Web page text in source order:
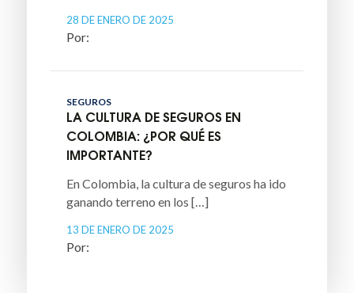
28 DE ENERO DE 2025
SEGUROS
LA CULTURA DE SEGUROS EN
COLOMBIA: ¿POR QUÉ ES
IMPORTANTE?
En Colombia, la cultura de seguros ha ido
ganando terreno en los […]
13 DE ENERO DE 2025